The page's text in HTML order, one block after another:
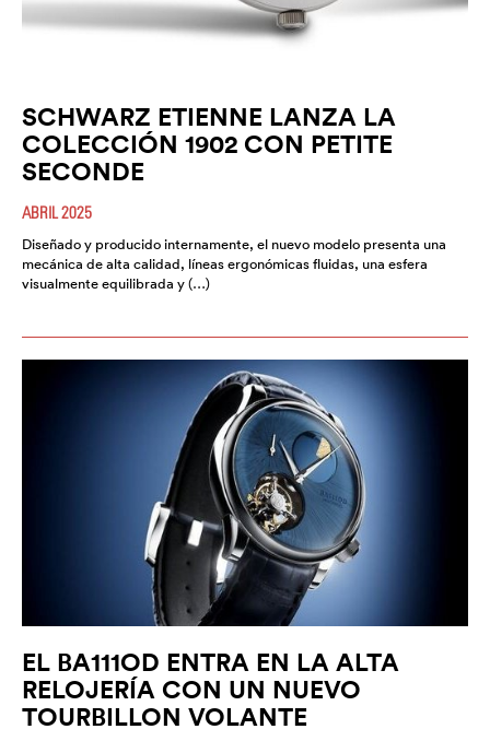
SCHWARZ ETIENNE LANZA LA
COLECCIÓN 1902 CON PETITE
SECONDE
ABRIL 2025
Diseñado y producido internamente, el nuevo modelo presenta una
mecánica de alta calidad, líneas ergonómicas fluidas, una esfera
visualmente equilibrada y (…)
EL BA111OD ENTRA EN LA ALTA
RELOJERÍA CON UN NUEVO
TOURBILLON VOLANTE